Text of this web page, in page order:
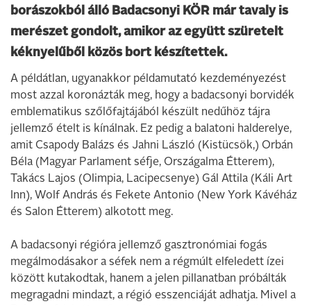
borászokból álló Badacsonyi KÖR már tavaly is
merészet gondolt, amikor az együtt szüretelt
kéknyelűből közös bort készítettek.
A példátlan, ugyanakkor példamutató kezdeményezést
most azzal koronázták meg, hogy a badacsonyi borvidék
emblematikus szőlőfajtájából készült nedűhöz tájra
jellemző ételt is kínálnak. Ez pedig a balatoni halderelye,
amit Csapody Balázs és Jahni László (Kistücsök,) Orbán
Béla (Magyar Parlament séfje, Országalma Étterem),
Takács Lajos (Olimpia, Lacipecsenye) Gál Attila (Káli Art
Inn), Wolf András és Fekete Antonio (New York Kávéház
és Salon Étterem) alkotott meg.
A badacsonyi régióra jellemző gasztronómiai fogás
megálmodásakor a séfek nem a régmúlt elfeledett ízei
között kutakodtak, hanem a jelen pillanatban próbálták
megragadni mindazt, a régió esszenciáját adhatja. Mivel a